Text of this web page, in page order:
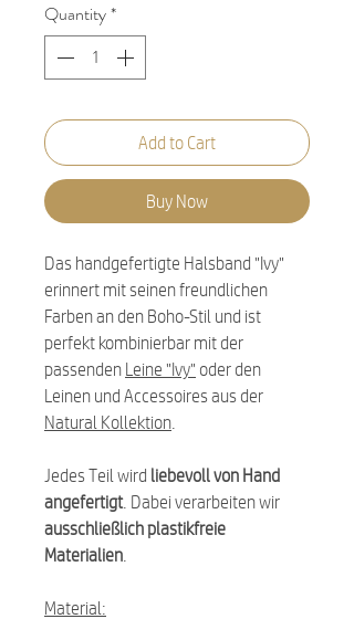
Quantity*
Add to Cart
Buy Now
Das handgefertigte Halsband "Ivy"
erinnert mit seinen freundlichen
Farben an den Boho-Stil und ist
perfekt kombinierbar mit der
passenden Leine "Ivy" oder den
Leinen und Accessoires aus der
Natural Kollektion
Jedes Teil wird liebevoll von Hand
angefertigt. Dabei verarbeiten wir
ausschließlich plastikfreie
Materialien
Material: